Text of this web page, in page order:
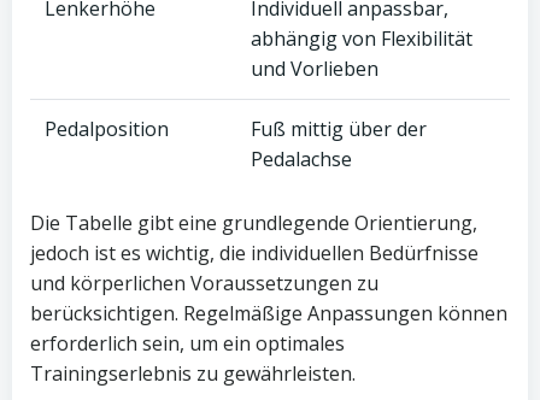
Lenkerhöhe
Individuell anpassbar,
abhängig von Flexibilität
und Vorlieben
Pedalposition
Fuß mittig über der
Pedalachse
Die Tabelle gibt eine grundlegende Orientierung,
jedoch ist es wichtig, die individuellen Bedürfnisse
und körperlichen Voraussetzungen zu
berücksichtigen. Regelmäßige Anpassungen können
erforderlich sein, um ein optimales
Trainingserlebnis zu gewährleisten.